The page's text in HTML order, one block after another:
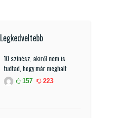
Legkedveltebb
10 színész, akiről nem is
tudtad, hogy már meghalt
157 223